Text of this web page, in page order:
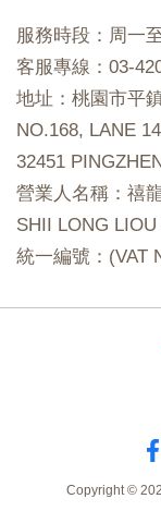
服務時段：周一
客服專線：03-
地址：桃園市平
NO.168, LANE
32451
營業人名稱：禧
SHII LONG
統一編號：(VAT
Copyright ©